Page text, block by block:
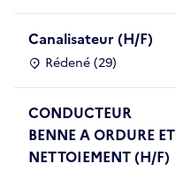
Canalisateur (H/F)
Rédené (29)
CONDUCTEUR
BENNE A ORDURE ET
NETTOIEMENT (H/F)